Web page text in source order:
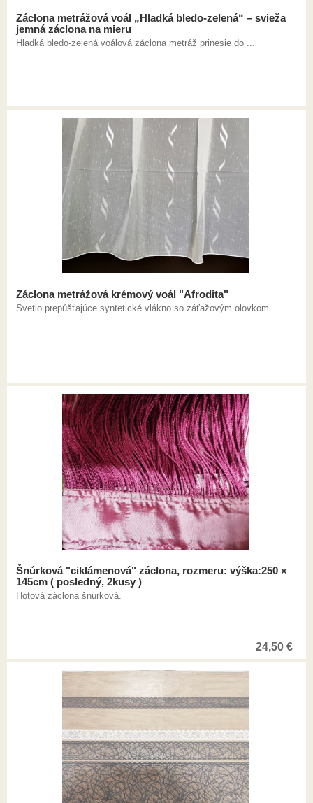
Záclona metrážová voál „Hladká bledo-zelená“ – svieža
jemná záclona na mieru
Hladká bledo-zelená voálová záclona metráž prinesie do ...
Záclona metrážová krémový voál "Afrodita"
Svetlo prepúšťajúce syntetické vlákno so záťažovým olovkom.
Šnúrková "ciklámenová" záclona, rozmeru: výška:250 ×
145cm ( posledný, 2kusy )
Hotová záclona šnúrková.
24,50 €